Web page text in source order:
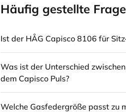
Häufig gestellte
Ist der HÅG Capisco 8106 für
Was ist der Unterschied
dem Capisco Puls?
Welche Gasfedergröße passt zu